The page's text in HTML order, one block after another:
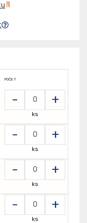
POČET
- +
ks
- +
ks
- +
ks
- +
ks